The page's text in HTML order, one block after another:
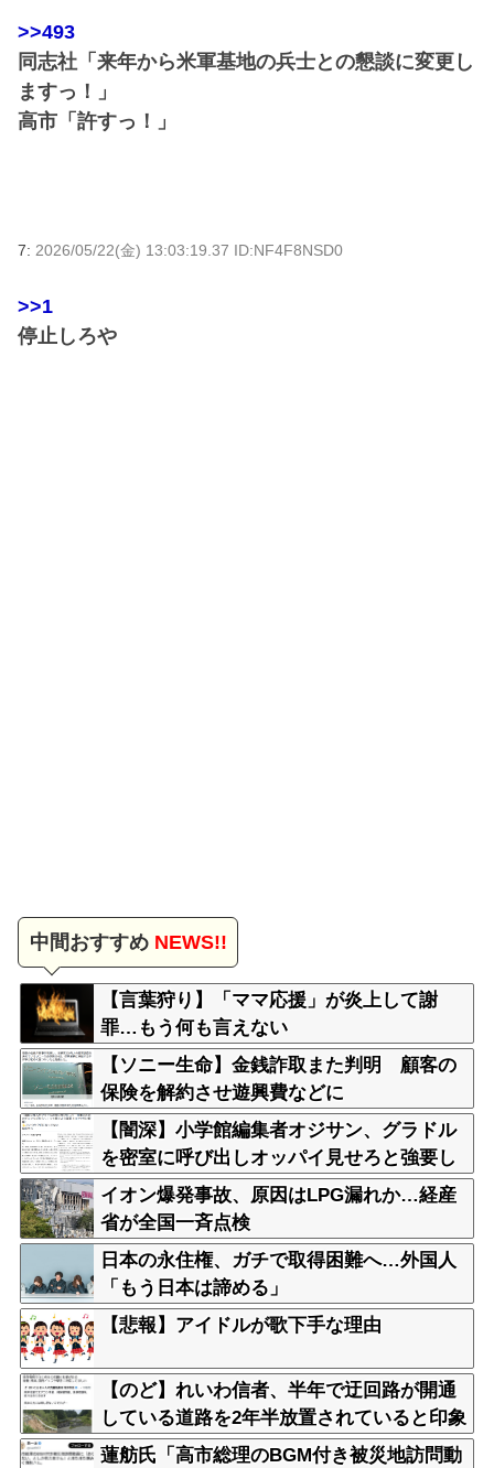
>>493
同志社「来年から米軍基地の兵士との懇談に変更し
ますっ！」
高市「許すっ！」
7: 2026/05/22(金) 13:03:19.37 ID:NF4F8NSD0
>>1
停止しろや
中間おすすめNEWS!!
【言葉狩り】「ママ応援」が炎上して謝
罪…もう何も言えない
【ソニー生命】金銭詐取また判明 顧客の
保険を解約させ遊興費などに
【闇深】小学館編集者オジサン、グラドル
を密室に呼び出しオッパイ見せろと強要し
脱がせるｗｗｗｗ
イオン爆発事故、原因はLPG漏れか…経産
省が全国一斉点検
日本の永住権、ガチで取得困難へ…外国人
「もう日本は諦める」
【悲報】アイドルが歌下手な理由
【のど】れいわ信者、半年で迂回路が開通
している道路を2年半放置されていると印象
操作してしまう
蓮舫氏「高市総理のBGM付き被災地訪問動